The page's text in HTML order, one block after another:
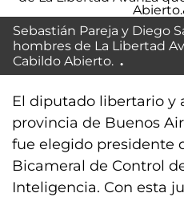
Sebastián Pareja y Diego
hombres de La Libertad
Cabildo Abierto.
El diputado libertario y
provincia de Buenos
fue elegido presidente
Bicameral de Control
Inteligencia. Con esta